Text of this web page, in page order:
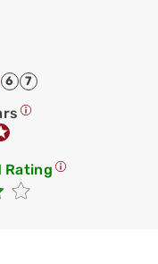
6 7
Rating